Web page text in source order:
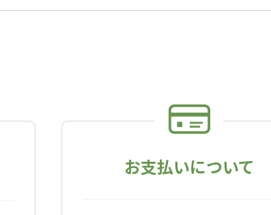
お支払いについて